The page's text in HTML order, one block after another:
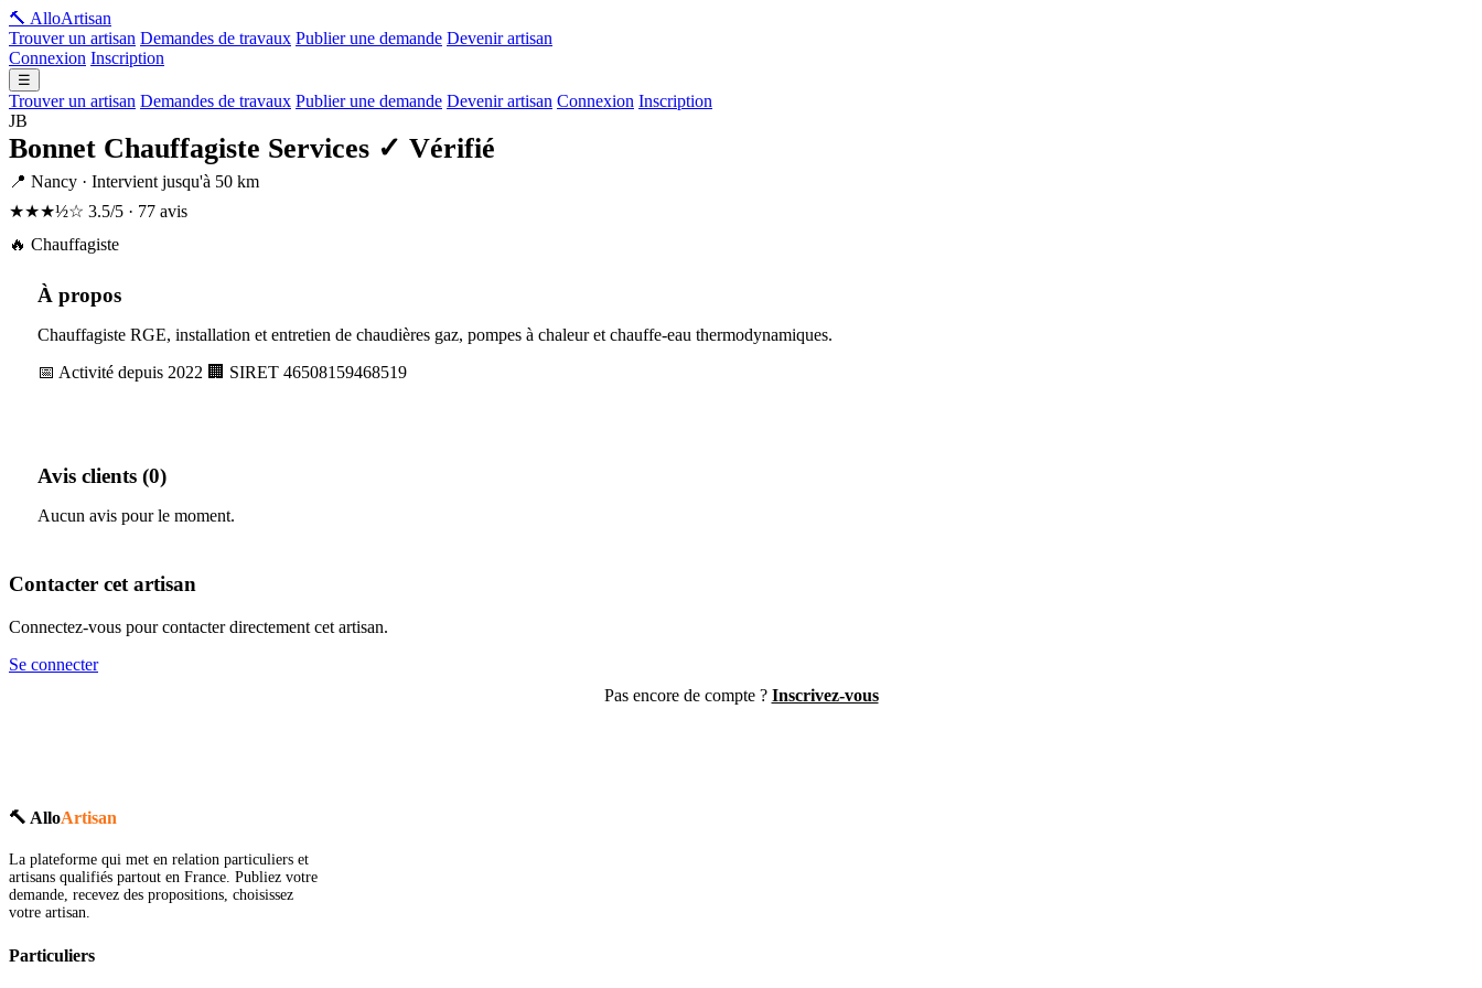
🔨 AlloArtisan
Trouver un artisan Demandes de travaux Publier une demande Devenir artisan
Connexion Inscription
☰
Trouver un artisan Demandes de travaux Publier une demande Devenir artisan Connexion Inscription
JB
Bonnet Chauffagiste Services ✓ Vérifié
📍 Nancy · Intervient jusqu'à 50 km
★★★½☆ 3.5/5 · 77 avis
🔥 Chauffagiste
À propos
Chauffagiste RGE, installation et entretien de chaudières gaz, pompes à chaleur et chauffe-eau thermodynamiques.
📅 Activité depuis 2022 🏢 SIRET 46508159468519
Avis clients (0)
Aucun avis pour le moment.
Contacter cet artisan
Connectez-vous pour contacter directement cet artisan.
Se connecter
Pas encore de compte ? Inscrivez-vous
🔨 AlloArtisan
La plateforme qui met en relation particuliers et
artisans qualifiés partout en France. Publiez votre
demande, recevez des propositions, choisissez
votre artisan.
Particuliers